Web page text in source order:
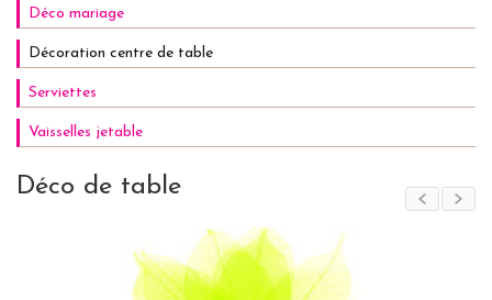
Déco mariage
Décoration centre de table
Serviettes
Vaisselles jetable
Déco de table